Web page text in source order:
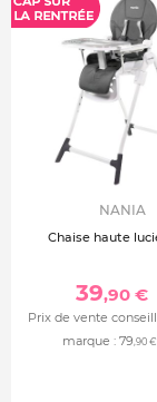
NANIA
Chaise haute
39,90 €
Prix de vente
marque : 79,90 €